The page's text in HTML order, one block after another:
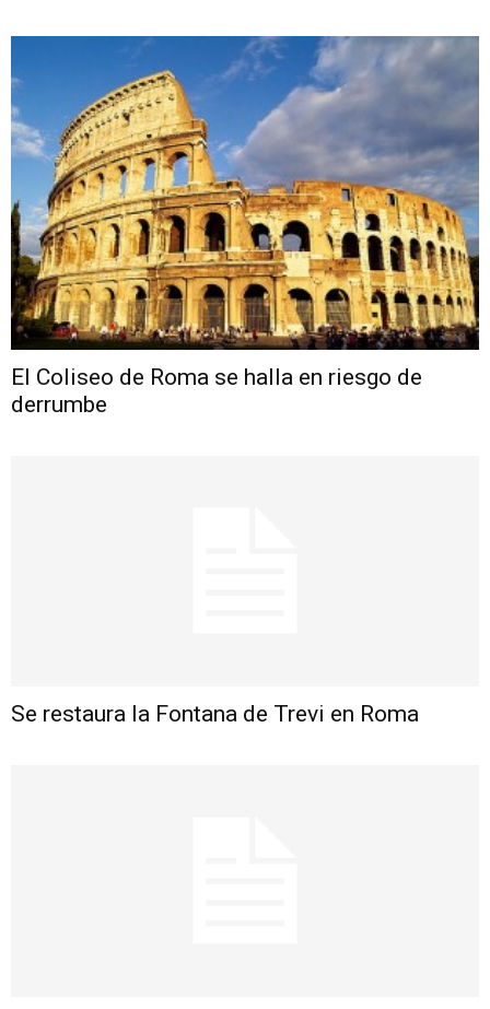
El Coliseo de Roma se halla en riesgo de
derrumbe
Se restaura la Fontana de Trevi en Roma